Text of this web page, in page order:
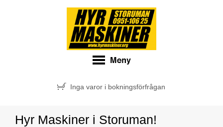
Inga varor i bokningsförfrågan
Hyr Maskiner i Storuman!